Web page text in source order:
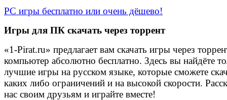
PC игры бесплатно или очень дёшево!
Игры для ПК скачать через торрент
«1-Pirat.ru» предлагает вам скачать игры через
компьютер абсолютно бесплатно. Здесь вы найдёте
лучшие игры на русском языке, которые сможете
каких либо ограничений и на высокой скорости.
нас своим друзьям и играйте вместе!